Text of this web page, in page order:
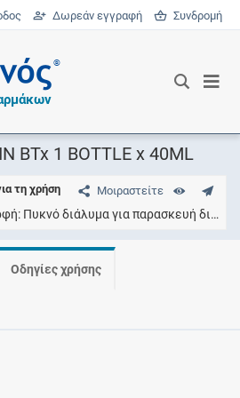
Δωρεάν εγγραφή Συνδρομή
®
BTx 1 BOTTLE x 40ML
Μοιραστείτε
τη χρήση
Πυκνό διάλυμα για παρασκευή διαλύματος προς έγχυση
Οδηγίες χρήσης